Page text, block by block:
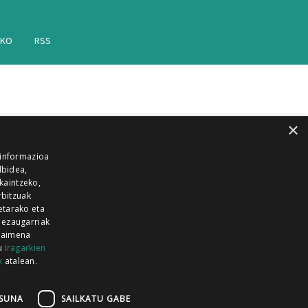
RSS
GUKA
GUKA ZUMAIA GUKA
×
eta
Iragarkien
atalean.
SAILKATU GABE